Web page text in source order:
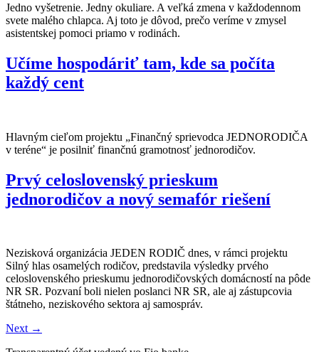
Jedno vyšetrenie. Jedny okuliare. A veľká zmena v každodennom
svete malého chlapca. Aj toto je dôvod, prečo veríme v zmysel
asistentskej pomoci priamo v rodinách.
Učíme hospodáriť tam, kde sa počíta
každý cent
Hlavným cieľom projektu „Finančný sprievodca JEDNORODIČA
v teréne“ je posilniť finančnú gramotnosť jednorodičov.
Prvý celoslovenský prieskum
jednorodičov a nový semafór riešení
Nezisková organizácia JEDEN RODIČ dnes, v rámci projektu
Silný hlas osamelých rodičov, predstavila výsledky prvého
celoslovenského prieskumu jednorodičovských domácností na pôde
NR SR. Pozvaní boli nielen poslanci NR SR, ale aj zástupcovia
štátneho, neziskového sektora aj samospráv.
Next →